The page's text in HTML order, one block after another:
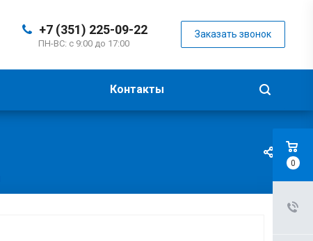
+7 (351) 225-09-22
ПН-ВС: с 9:00 до 17:00
Заказать звонок
Контакты
0